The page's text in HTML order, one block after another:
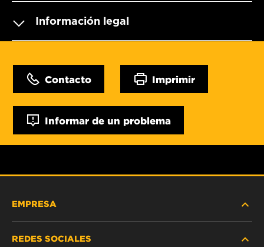
Información legal
Contacto Imprimir
Informar de un problema
EMPRESA
REDES SOCIALES